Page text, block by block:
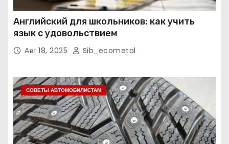
Английский для школьников: как учить
язык с удовольствием
Авг 18, 2025 Sib_ecometal
СОВЕТЫ АВТОМОБИЛИСТАМ